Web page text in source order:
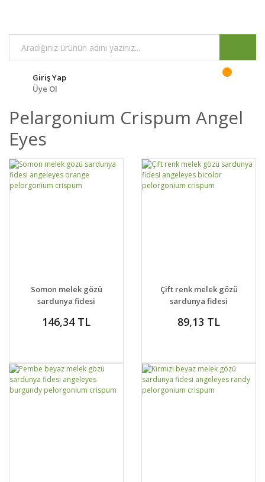
Giriş Yap
Üye Ol
Pelargonium Crispum Angel
Eyes
DETAYLAR SEPETE EKLE
Somon melek gözü
sardunya fidesi
pelorgonium crispum
146,34 TL
DETAYLAR
VER
Çift renk melek gözü
sardunya fidesi
pelorgonium crispum
89,13 TL